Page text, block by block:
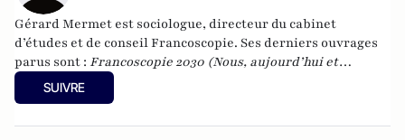
Gérard Mermet est sociologue, directeur du cabinet
d’études et de conseil Francoscopie. Ses derniers ouvrages
parus sont : Francoscopie 2030 (Nous, aujourd’hui et
demain), Larousse, 2018.
Grand Pacte de Solidarité post-Covid)
SUIVRE